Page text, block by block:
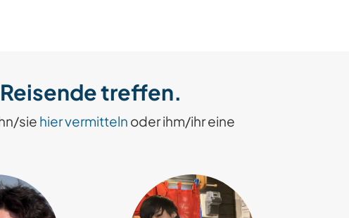
treffen.
sie hier vermitteln oder ihm/ihr eine